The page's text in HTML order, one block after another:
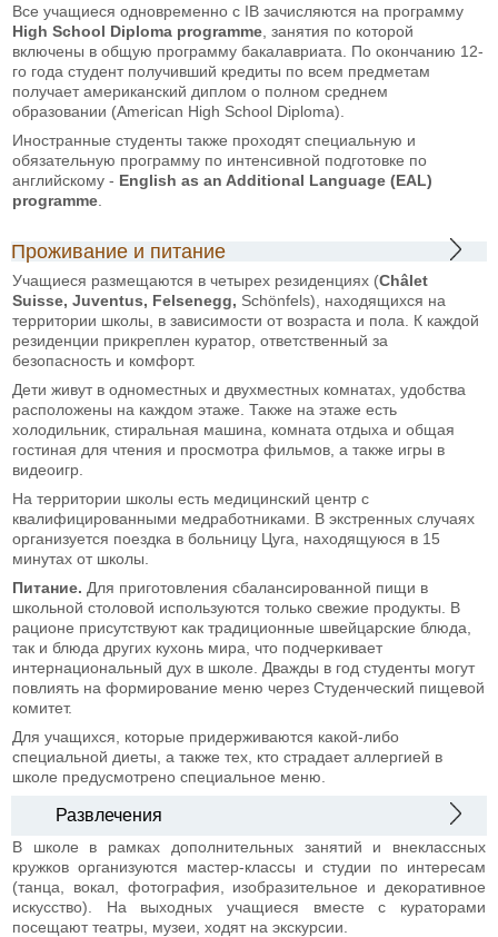
Все учащиеся одновременно с IB зачисляются на программу
High School Diploma programme , занятия по которой
включены в общую программу бакалавриата. По окончанию 12-
го года студент получивший кредиты по всем предметам
получает американский диплом о полном среднем
образовании (American High School Diploma).
Иностранные студенты также проходят специальную и
обязательную программу по интенсивной подготовке по
английскому - English as an Additional Language (EAL)
programme
Проживание и питание
Учащиеся размещаются в четырех резиденциях (Châlet
Suisse, Juventus, Felsenegg, Schönfels), находящихся на
территории школы, в зависимости от возраста и пола. К каждой
резиденции прикреплен куратор, ответственный за
безопасность и комфорт.
Дети живут в одноместных и двухместных комнатах, удобства
расположены на каждом этаже. Также на этаже есть
холодильник, стиральная машина, комната отдыха и общая
гостиная для чтения и просмотра фильмов, а также игры в
видеоигр.
На территории школы есть медицинский центр с
квалифицированными медработниками. В экстренных случаях
организуется поездка в больницу Цуга, находящуюся в 15
минутах от школы.
Питание. Для приготовления сбалансированной пищи в
школьной столовой используются только свежие продукты. В
рационе присутствуют как традиционные швейцарские блюда,
так и блюда других кухонь мира, что подчеркивает
интернациональный дух в школе. Дважды в год студенты могут
повлиять на формирование меню через Студенческий пищевой
комитет.
Для учащихся, которые придерживаются какой-либо
специальной диеты, а также тех, кто страдает аллергией в
школе предусмотрено специальное меню.
Развлечения
В школе в рамках дополнительных занятий и внеклассных
кружков организуются мастер-классы и студии по интересам
(танца, вокал, фотография, изобразительное и декоративное
искусство). На выходных учащиеся вместе с кураторами
посещают театры, музеи, ходят на экскурсии.